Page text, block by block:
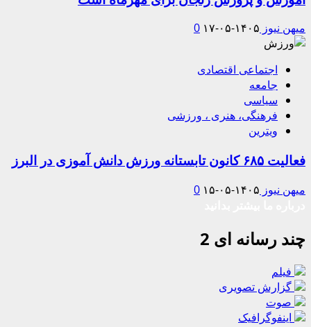
میهن نیوز ۱۴۰۵-۰۵-۱۷ 0
اجتماعی اقتصادی
جامعه
سیاسی
فرهنگی، هنری ، ورزشی
ویترین
فعالیت ۶۸۵ کانون تابستانه ورزش دانش آموزی در البرز
میهن نیوز ۱۴۰۵-۰۵-۱۵ 0
چند رسانه ای 2
فیلم
گزارش تصویری
صوت
اینفوگرافیک